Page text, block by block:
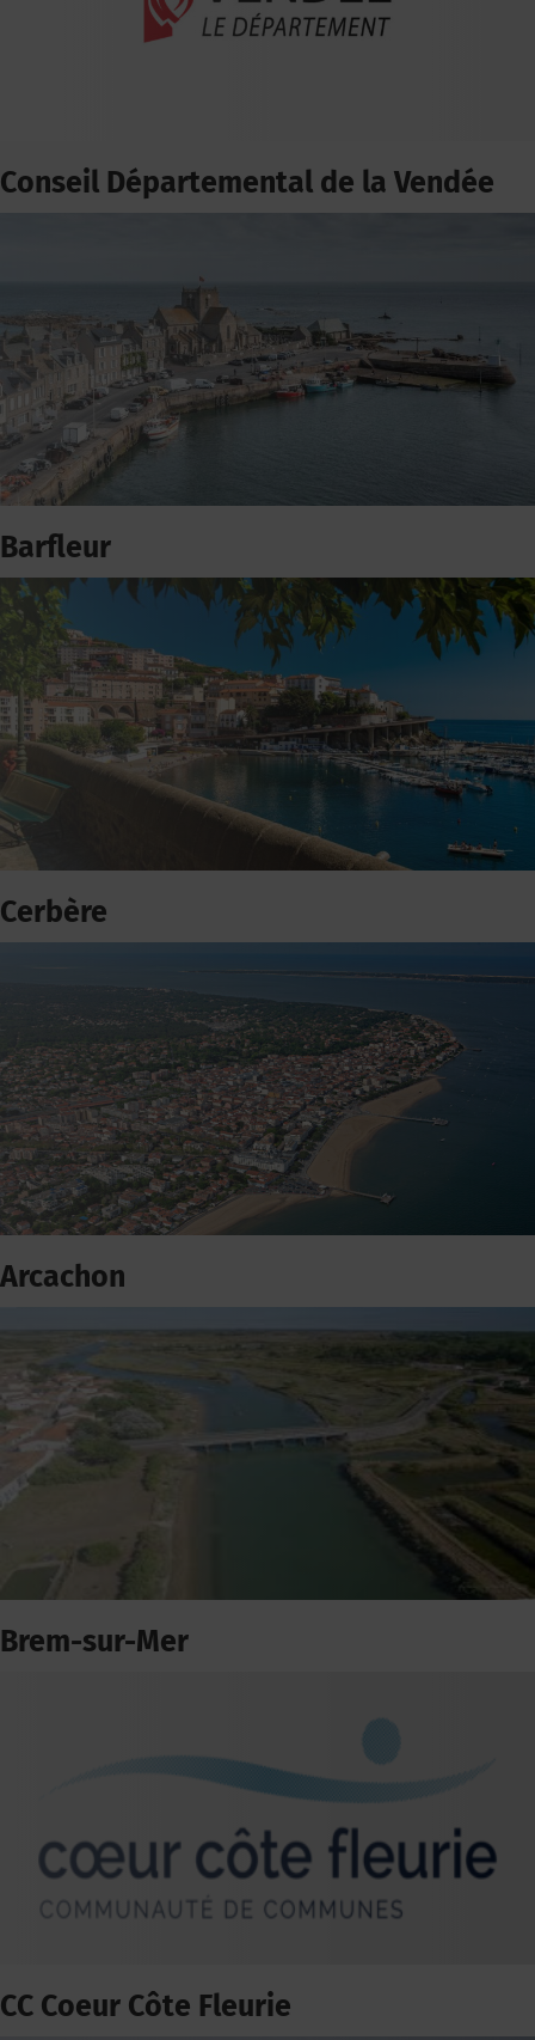
Conseil Départemental de la Vendée
Barfleur
Cerbère
Arcachon
Brem-sur-Mer
CC Coeur Côte Fleurie